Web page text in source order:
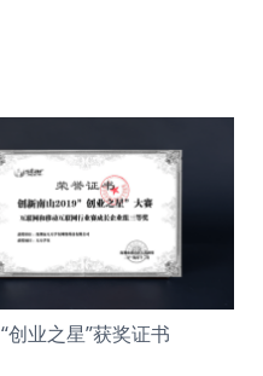
“创业之星”获奖证书